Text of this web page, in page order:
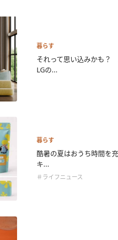
暮らす
それって思い込みかも？
LGの...
暮らす
酷暑の夏はおうち時間を
キ...
＃ライフニュース